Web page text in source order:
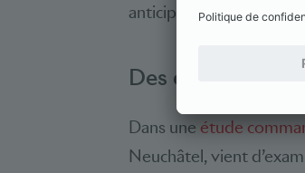
anticipait dans la foulée
Des études aux
Dans une étude
Neuchâtel, vient